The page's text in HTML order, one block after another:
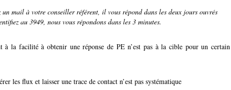
un mail à votre conseiller référent, il vous répond dans les deux jours ouvrés
au 3949, nous vous répondons dans les 3 minutes.
à la facilité à obtenir une réponse de PE n’est pas à la cible pour un certain
les flux et laisser une trace de contact n’est pas systématique